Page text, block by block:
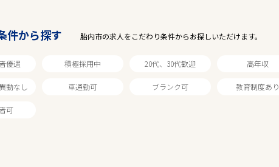
件から探す 胎内市の求人をこだわり条件からお探しいただけます。
優遇 積極採用中 20代、30代歓迎 高年収
動なし 車通勤可 ブランク可 教育制度あり
可